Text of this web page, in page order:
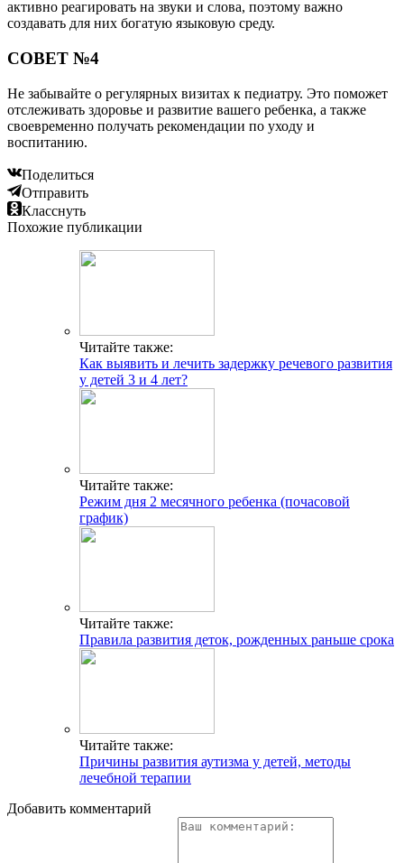
активно реагировать на звуки и слова, поэтому важно
создавать для них богатую языковую среду.
СОВЕТ №4
Не забывайте о регулярных визитах к педиатру. Это поможет
отслеживать здоровье и развитие вашего ребенка, а также
своевременно получать рекомендации по уходу и
воспитанию.
Поделиться
Отправить
Класснуть
Похожие публикации
Читайте также:
Как выявить и лечить задержку речевого развития
у детей 3 и 4 лет?
Читайте также:
Режим дня 2 месячного ребенка (почасовой
график)
Читайте также:
Правила развития деток, рожденных раньше срока
Читайте также:
Причины развития аутизма у детей, методы
лечебной терапии
Добавить комментарий